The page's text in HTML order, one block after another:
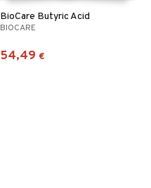
BioCare Butyric Acid
BIOCARE
54,49 €